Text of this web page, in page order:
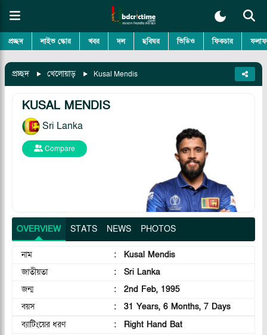
প্রচ্ছদ লাইভ স্কোর খবর দল ছবিঘর ভিডিও ফিকচার
প্রচ্ছদ খেলোয়াড় Kusal Mendis
KUSAL MENDIS
Sri Lanka
Compare
OVERVIEW STATS NEWS PHOTOS
নাম :
Kusal Mendis
জাতীয়তা
:
Sri Lanka
জন্ম
:
2nd Feb, 1995
বয়স
:
31 Years, 6 Months, 7 Days
ব্যাটিংয়ের ধরণ
:
Right Hand Bat